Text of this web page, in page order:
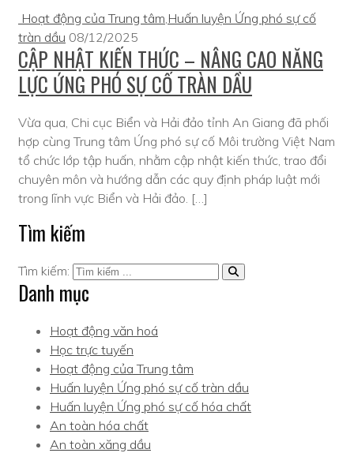
Hoạt động của Trung tâm,Huấn luyện Ứng phó sự cố
tràn dầu 08/12/2025
CẬP NHẬT KIẾN THỨC – NÂNG CAO NĂNG
LỰC ỨNG PHÓ SỰ CỐ TRÀN DẦU
Vừa qua, Chi cục Biển và Hải đảo tỉnh An Giang đã phối
hợp cùng Trung tâm Ứng phó sự cố Môi trường Việt Nam
tổ chức lớp tập huấn, nhằm cập nhật kiến thức, trao đổi
chuyên môn và hướng dẫn các quy định pháp luật mới
trong lĩnh vực Biển và Hải đảo. […]
Tìm kiếm
Tìm kiếm:
Danh mục
Hoạt động văn hoá
Học trực tuyến
Hoạt động của Trung tâm
Huấn luyện Ứng phó sự cố tràn dầu
Huấn luyện Ứng phó sự cố hóa chất
An toàn hóa chất
An toàn xăng dầu